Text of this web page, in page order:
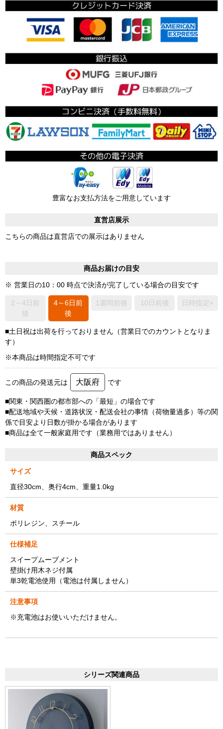
豊富なお支払方法をご用意しています
直営店展示
こちらの商品は直営店での展示はありません
商品お届けの目安
※ 営業日の10：00 時点で決済が完了している場合の目安です
2～4日前
後
4～6日前
後
1週間前後 10日前後 日時指定×
■土日祝は出荷を行っておりません（営業日でのカウントとなりま
す）
※本商品は時間指定不可です
この商品の発送元は 大阪府 です
■関東・関西圏の都市部への「最短」の場合です
■配送地域や天候・道路状況・配送会社の事情（荷物量過多）等の関
係で目安より日数が掛かる場合があります
■商品は全て一般家庭用です（業務用ではありません）
商品スペック
サイズ
直径30cm、奥行4cm、重量1.0kg
材質
ポリレジン、スチール
仕様補足
スイープムーブメント
壁掛け用木ネジ付属
単3乾電池使用（電池は付属しません）
注意事項
※充電池はお使いいただけません。
シリーズ関連商品